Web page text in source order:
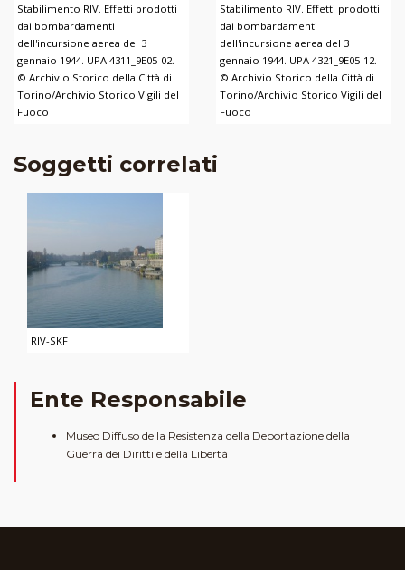
Stabilimento RIV. Effetti prodotti
dai bombardamenti
dell'incursione aerea del 3
gennaio 1944. UPA 4311_9E05-02.
© Archivio Storico della Città di
Torino/Archivio Storico Vigili del
Fuoco
Stabilimento RIV. Effetti prodotti
dai bombardamenti
dell'incursione aerea del 3
gennaio 1944. UPA 4321_9E05-12.
© Archivio Storico della Città di
Torino/Archivio Storico Vigili del
Fuoco
Soggetti correlati
RIV-SKF
Ente Responsabile
Museo Diffuso della Resistenza della Deportazione della
Guerra dei Diritti e della Libertà